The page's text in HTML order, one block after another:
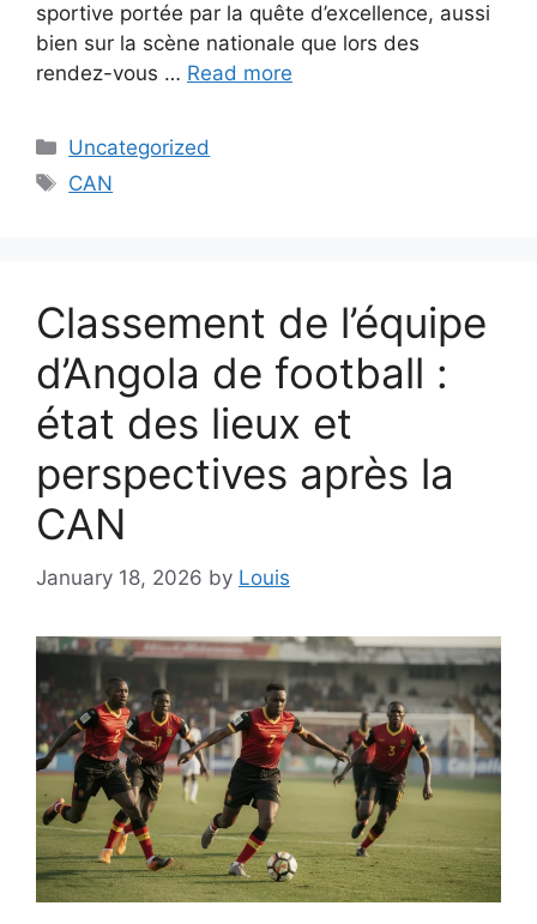
sportive portée par la quête d’excellence, aussi
bien sur la scène nationale que lors des
rendez-vous … Read more
Categories
Uncategorized
Tags
CAN
Classement de l’équipe
d’Angola de football :
état des lieux et
perspectives après la
CAN
January 18, 2026 by Louis